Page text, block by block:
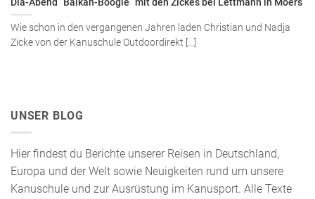
Dia-Abend “Balkan-Boogie” mit den Zickes bei Lettmann in Moers
Wie schon in den vergangenen Jahren laden Christian und Nadja
Zicke von der Kanuschule Outdoordirekt [...]
UNSER BLOG
Hier findest du Berichte unserer Reisen in Deutschland,
Europa und der Welt sowie Neuigkeiten rund um unsere
Kanuschule und zur Ausrüstung im Kanusport. Alle Texte